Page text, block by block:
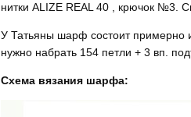
нитки ALIZE REAL 40 , крючок №3.
У Татьяны шарф состоит примерно
нужно набрать 154 петли + 3 вп.
Схема вязания шарфа: